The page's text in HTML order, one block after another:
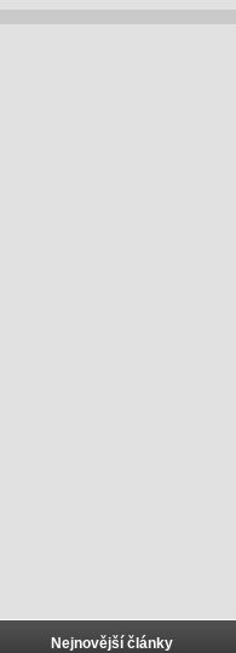
Nejnovější články